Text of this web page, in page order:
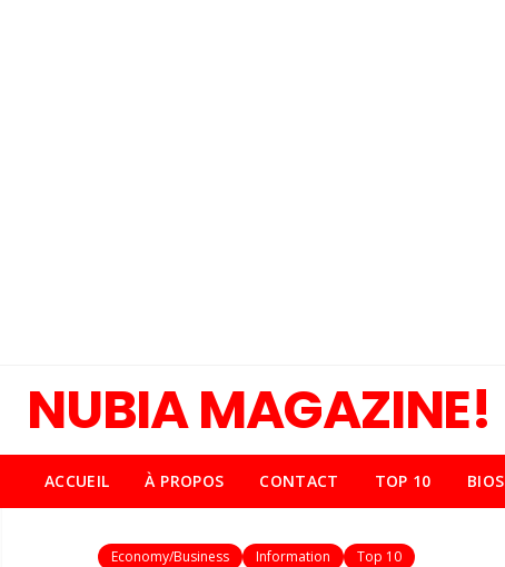
NUBIA MAGAZINE!
ACCUEIL À PROPOS CONTACT TOP 10 BIOS
Economy/Business Information Top 10